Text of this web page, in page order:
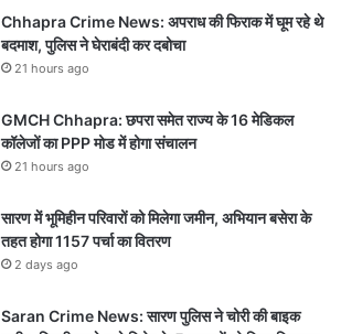
Chhapra Crime News: अपराध की फिराक में घूम रहे थे
बदमाश, पुलिस ने घेराबंदी कर दबोचा
21 hours ago
GMCH Chhapra: छपरा समेत राज्य के 16 मेडिकल
कॉलेजों का PPP मोड में होगा संचालन
21 hours ago
सारण में भूमिहीन परिवारों को मिलेगा जमीन, अभियान बसेरा के
तहत होगा 1157 पर्चा का वितरण
2 days ago
Saran Crime News: सारण पुलिस ने चोरी की बाइक